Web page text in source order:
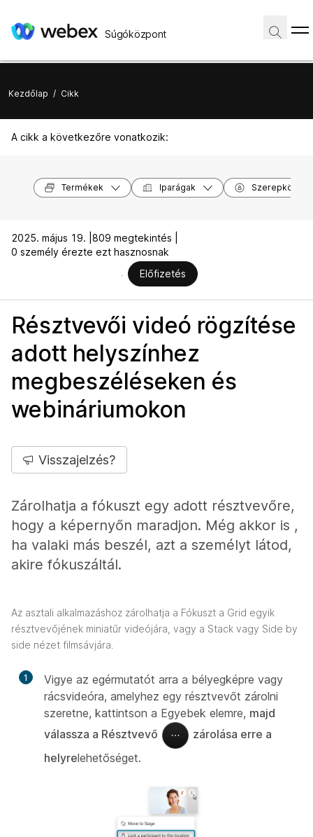
Súgóközpont
Kezdőlap / Cikk
A cikk a következőre vonatkozik:
Termékek Iparágak Szerepkörök
2025. május 19. | 809 megtekintés |
0 személy érezte ezt hasznosnak
Előfizetés
Résztvevői videó rögzítése
adott helyszínhez
megbeszéléseken és
webináriumokon
Visszajelzés?
Zárolhatja a fókuszt egy adott résztvevőre,
hogy a képernyőn maradjon. Még akkor is ,
ha valaki más beszél, azt a személyt látod,
akire fókuszáltál.
Az asztali alkalmazáshoz zárolhatja a Fókuszt a Grid egyik
résztvevőjének miniatűr videójára, vagy a Stack vagy Side by
side nézet filmsávjára.
1
Vigye az egérmutatót arra a bélyegképre vagy
rácsvideóra, amelyhez egy résztvevőt zárolni
szeretne, kattintson a Egyebek elemre, majd
válassza a Résztvevő
zárolása erre a
helyrelehetőséget.